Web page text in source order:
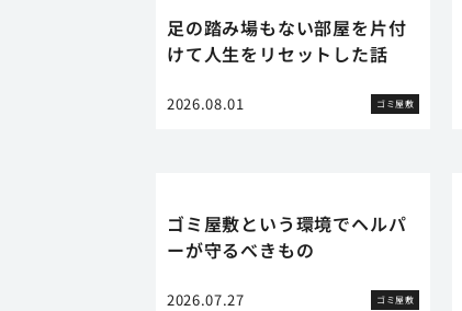
足の踏み場もない部屋を片付
けて人生をリセットした話
2026.08.01 ゴミ屋敷
ゴミ屋敷という環境でヘルパ
ーが守るべきもの
2026.07.27 ゴミ屋敷